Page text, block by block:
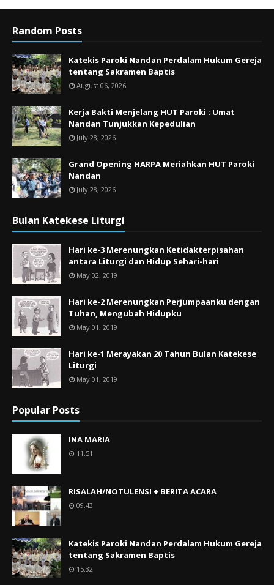
Random Posts
Katekis Paroki Nandan Perdalam Hukum Gereja
tentang Sakramen Baptis
August 06, 2026
Kerja Bakti Menjelang HUT Paroki : Umat
Nandan Tunjukkan Kepedulian
July 28, 2026
Grand Opening HARPA Meriahkan HUT Paroki
Nandan
July 28, 2026
Bulan Katekese Liturgi
Hari ke-3 Merenungkan Ketidakterpisahan
antara Liturgi dan Hidup Sehari-hari
May 02, 2019
Hari ke-2 Merenungkan Perjumpaanku dengan
Tuhan, Mengubah Hidupku
May 01, 2019
Hari ke-1 Merayakan 20 Tahun Bulan Katekese
Liturgi
May 01, 2019
Popular Posts
INA MARIA
11.51
RISALAH/NOTULENSI + BERITA ACARA
09.43
Katekis Paroki Nandan Perdalam Hukum Gereja
tentang Sakramen Baptis
15.32